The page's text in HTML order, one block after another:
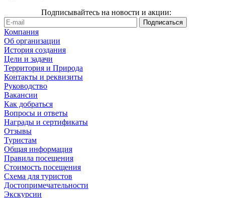
Подписывайтесь на новости и акции:
Компания
Об организации
История создания
Цели и задачи
Территория и Природа
Контакты и реквизиты
Руководство
Вакансии
Как добраться
Вопросы и ответы
Награды и сертификаты
Отзывы
Туристам
Общая информация
Правила посещения
Стоимость посещения
Схема для туристов
Достопримечательности
Экскурсии